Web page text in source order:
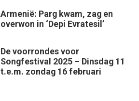
Armenië: Parg kwam, zag en
overwon in ‘Depi Evratesil’
De voorrondes voor
Songfestival 2025 – Dinsdag 11
t.e.m. zondag 16 februari